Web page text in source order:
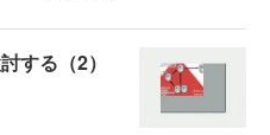
する（2）